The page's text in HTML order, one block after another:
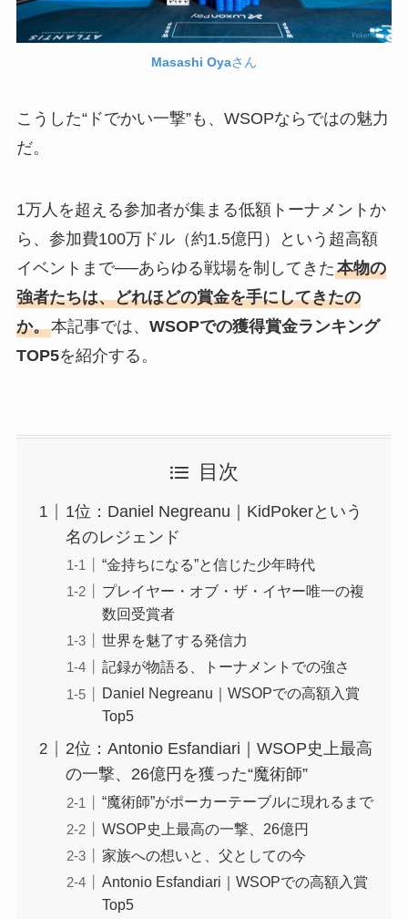
Masashi Oyaさん
こうした“ドでかい一撃”も、WSOPならではの魅力
だ。
1万人を超える参加者が集まる低額トーナメントか
ら、参加費100万ドル（約1.5億円）という超高額
イベントまで──あらゆる戦場を制してきた本物の
強者たちは、どれほどの賞金を手にしてきたの
か。本記事では、 WSOPでの獲得賞金ランキング
TOP5を紹介する。
目次
1位：Daniel Negreanu｜KidPokerという
名のレジェンド
“金持ちになる”と信じた少年時代
プレイヤー・オブ・ザ・イヤー唯一の複
数回受賞者
世界を魅了する発信力
記録が物語る、トーナメントでの強さ
Daniel Negreanu｜WSOPでの高額入賞
Top5
2位：Antonio Esfandiari｜WSOP史上最高
の一撃、26億円を獲った“魔術師”
“魔術師”がポーカーテーブルに現れるまで
WSOP史上最高の一撃、26億円
家族への想いと、父としての今
Antonio Esfandiari｜WSOPでの高額入賞
Top5